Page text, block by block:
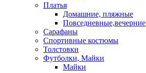
Платья
Домашние, пляжные
Повседневные,вечерние
Сарафаны
Спортивные костюмы
Толстовки
Футболки, Майки
Майки